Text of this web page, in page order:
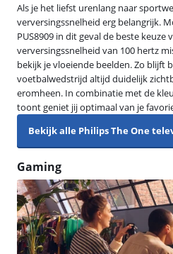
Als je het liefst urenlang naar
verversingssnelheid erg belangrijk.
PUS8909 in dit geval de beste keuze
verversingssnelheid van 100 hertz
bekijk je vloeiende beelden. Zo blijft
voetbalwedstrijd altijd duidelijk
eromheen. In combinatie met de
toont geniet jij optimaal van je
Bekijk alle Philips The One
Gaming